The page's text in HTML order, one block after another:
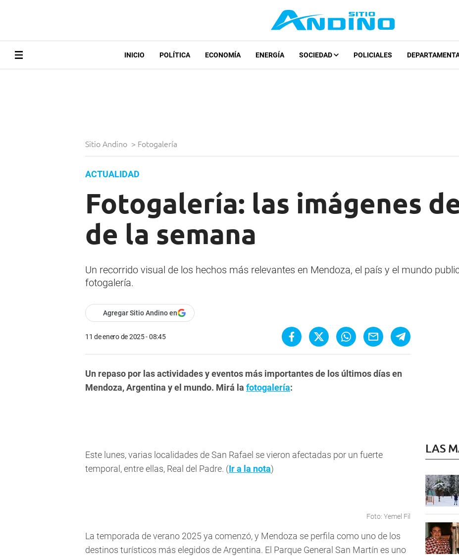
INICIO POLÍTICA ECONOMÍA ENERGÍA SOCIEDAD POLICIALES
Sitio Andino > Fotogalería
ACTUALIDAD
Fotogalería: las imágenes
de la semana
Un recorrido visual de los hechos más relevantes en Mendoza, el país y el mundo
fotogalería.
Agregar Sitio Andino en
11 de enero de 2025 - 08:45
Un repaso por las actividades y eventos más importantes de los últimos días en
Mendoza, Argentina y el mundo. Mirá la fotogalería:
Este lunes, varias localidades de San Rafael se vieron afectadas por un fuerte
temporal, entre ellas, Real del Padre. (Ir a la nota)
Foto: Yemel Fil
La temporada de verano 2025 ya comenzó, y Mendoza se perfila como uno de los
destinos turísticos más elegidos de Argentina. El Parque General San Martín es uno
LAS